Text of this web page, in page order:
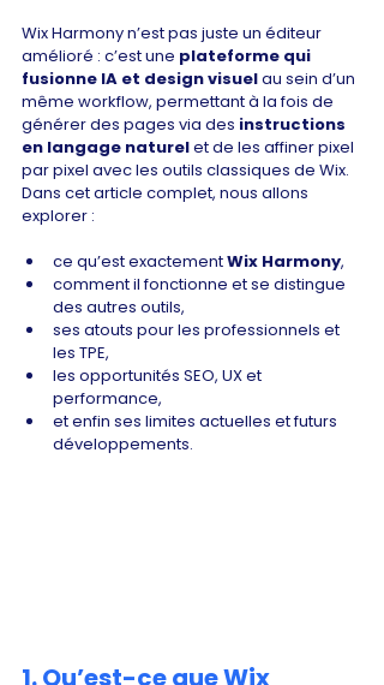
Wix Harmony n’est pas juste un éditeur
amélioré : c’est une plateforme qui
fusionne IA et design visuel au sein d’un
même workflow, permettant à la fois de
générer des pages via des instructions
en langage naturel et de les affiner pixel
par pixel avec les outils classiques de Wix.
Dans cet article complet, nous allons
explorer :
ce qu’est exactement Wix Harmony,
comment il fonctionne et se distingue
des autres outils,
ses atouts pour les professionnels et
les TPE,
les opportunités SEO, UX et
performance,
et enfin ses limites actuelles et futurs
développements.
1. Qu’est-ce que Wix